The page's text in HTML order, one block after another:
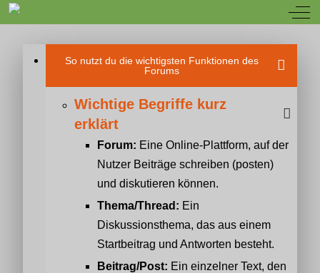
Off-
So nutzt du die wichtigsten Funktionen des
Forums
Wichtige Begriffe kurz
erklärt
Forum: Eine Online-Plattform, auf der
Nutzer Beiträge schreiben (posten)
und diskutieren können.
Thema/Thread: Ein
Diskussionsthema, das aus einem
Startbeitrag und Antworten besteht.
Beitrag/Post: Ein einzelner Text, den